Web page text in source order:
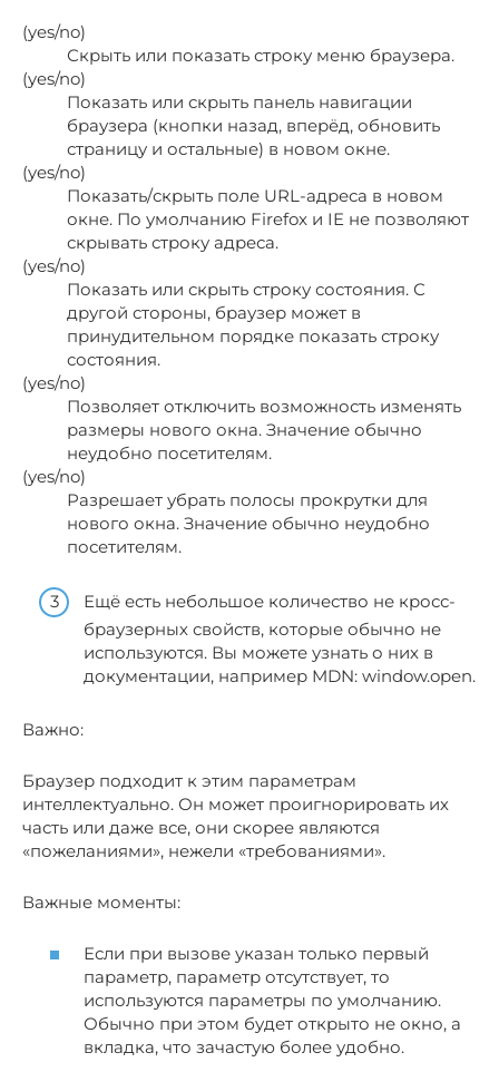
(yes/no)
Скрыть или показать строку меню браузера.
(yes/no)
Показать или скрыть панель навигации
браузера (кнопки назад, вперёд, обновить
страницу и остальные) в новом окне.
(yes/no)
Показать/скрыть поле URL-адреса в новом
окне. По умолчанию Firefox и IE не позволяют
скрывать строку адреса.
(yes/no)
Показать или скрыть строку состояния. С
другой стороны, браузер может в
принудительном порядке показать строку
состояния.
(yes/no)
Позволяет отключить возможность изменять
размеры нового окна. Значение обычно
неудобно посетителям.
(yes/no)
Разрешает убрать полосы прокрутки для
нового окна. Значение обычно неудобно
посетителям.
Ещё есть небольшое количество не кросс-
браузерных свойств, которые обычно не
используются. Вы можете узнать о них в
документации, например MDN: window.open.
Важно:
Браузер подходит к этим параметрам
интеллектуально. Он может проигнорировать их
часть или даже все, они скорее являются
«пожеланиями», нежели «требованиями».
Важные моменты:
Если при вызове указан только первый
параметр, параметр отсутствует, то
используются параметры по умолчанию.
Обычно при этом будет открыто не окно, а
вкладка, что зачастую более удобно.